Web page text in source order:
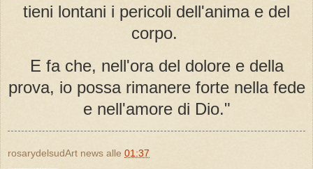
tieni lontani i pericoli dell'anima e del
corpo.
E fa che, nell'ora del dolore e della
prova, io possa rimanere forte nella fede
e nell'amore di Dio."
rosarydelsudArt news alle 01:37